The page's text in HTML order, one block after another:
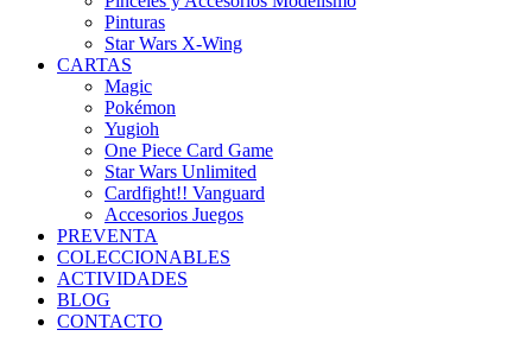
Pinturas
Star Wars X-Wing
CARTAS
Magic
Pokémon
Yugioh
One Piece Card Game
Star Wars Unlimited
Cardfight!! Vanguard
Accesorios Juegos
PREVENTA
COLECCIONABLES
ACTIVIDADES
BLOG
CONTACTO